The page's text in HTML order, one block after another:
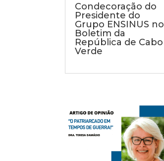
Condecoração do
Presidente do
Grupo ENSINUS no
Boletim da
República de Cabo
Verde